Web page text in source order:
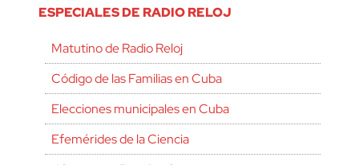
ESPECIALES DE RADIO RELOJ
Matutino de Radio Reloj
Código de las Familias en Cuba
Elecciones municipales en Cuba
Efemérides de la Ciencia